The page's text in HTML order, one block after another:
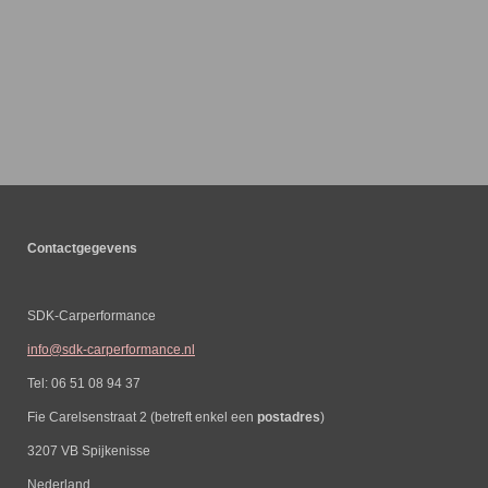
Contactgegevens
SDK-Carperformance
info@sdk-carperformance.nl
Tel: 06 51 08 94 37
Fie Carelsenstraat 2 (betreft enkel een postadres)
3207 VB Spijkenisse
Nederland